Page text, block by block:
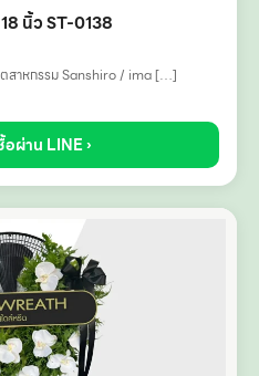
นิ้ว ST-0138
สาหกรรม Sanshiro / ima […]
ผ่าน LINE ›